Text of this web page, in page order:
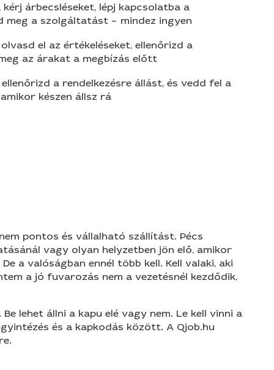
árbecsléseket, lépj kapcsolatba a
meg a szolgáltatást – mindez ingyen
el az értékeléseket, ellenőrizd a
az árakat a megbízás előtt
a rendelkezésre állást, és vedd fel a
készen állsz rá
pontos és vállalható szállítást. Pécs
vagy olyan helyzetben jön elő, amikor
a valóságban ennél több kell. Kell valaki, aki
a jó fuvarozás nem a vezetésnél kezdődik,
lehet állni a kapu elé vagy nem. Le kell vinni a
és a kapkodás között. A Qjob.hu